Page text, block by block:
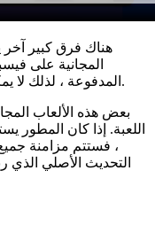
هناك فرق كبير آخر
المجانية على
المدفوعة ، لذلك لا يمكنك إهدار دولار على ممارسة الألعاب الآن.
بعض هذه الألعاب
اللعبة. إذا كان المطور
، فستتم مزامنة
التحديث الأصلي الذي